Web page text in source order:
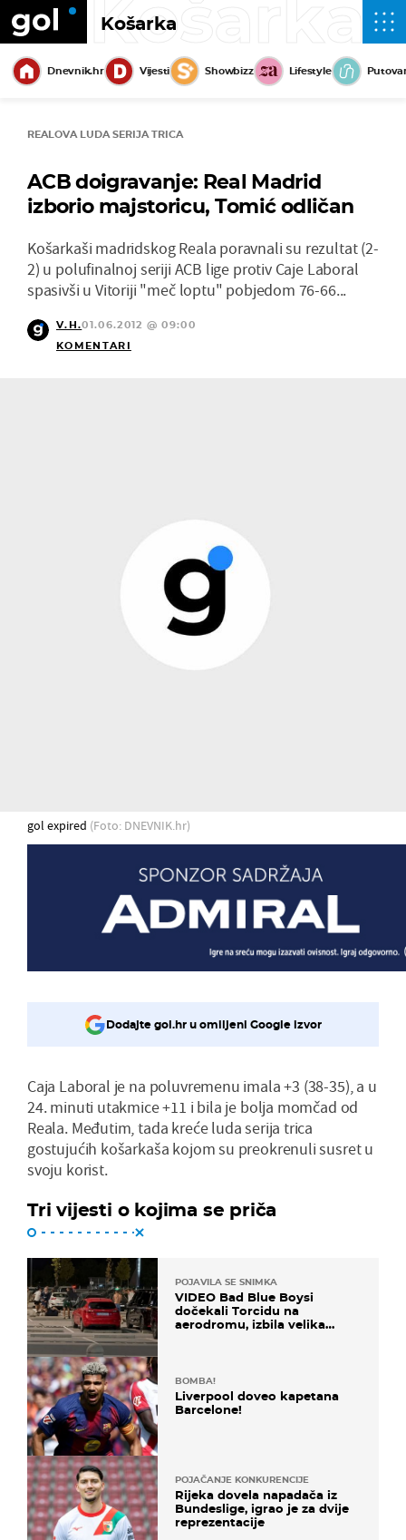
Košarka
Košarka
Dnevnik.hr Vijesti Showbizz Lifestyle
REALOVA LUDA SERIJA TRICA
ACB doigravanje: Real Madrid
izborio majstoricu, Tomić odličan
Košarkaši madridskog Reala poravnali su rezultat (2-
2) u polufinalnoj seriji ACB lige protiv Caje Laboral
spasivši u Vitoriji "meč loptu" pobjedom 76-66...
V.H.01.06.2012 @ 09:00
KOMENTARI
gol expired (Foto: DNEVNIK.hr)
Dodajte gol.hr u omiljeni Google izvor
Caja Laboral je na poluvremenu imala +3 (38-35), a u
24. minuti utakmice +11 i bila je bolja momčad od
Reala. Međutim, tada kreće luda serija trica
gostujućih košarkaša kojom su preokrenuli susret u
svoju korist.
Tri vijesti o kojima se priča
POJAVILA SE SNIMKA
VIDEO Bad Blue Boysi
dočekali Torcidu na
aerodromu, izbila velika
BOMBA!
Liverpool doveo kapetana
Barcelone!
POJAČANJE KONKURENCIJE
Rijeka dovela napadača iz
Bundeslige, igrao je za dvije
reprezentacije